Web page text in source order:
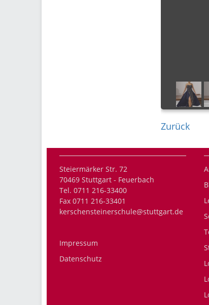
Zurück
Steiermärker Str. 72
70469 Stuttgart - Feuerbach
Tel. 0711 216-33400
Fax 0711 216-33401
kerschensteinerschule@stuttgart.de
Impressum
Datenschutz